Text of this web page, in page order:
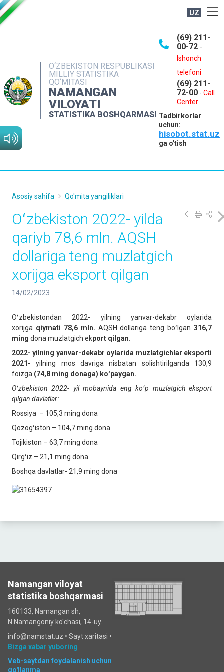
UZ
O‘ZBEKISTON RESPUBLIKASI
MILLIY STATISTIKA
QO‘MITASI
NAMANGAN
VILOYATI
STATISTIKA BOSHQARMASI
(69) 211-
00-72 -
Ishonch
telefoni
(69) 211-
72-00 - Call
Center
Tadbirkorlar
uchun:
hisobot.stat.uz
ga o'tish
NASHRLAR
INTERAKTIV XIZMATLAR
MATBUOT XIZMATI
MUROJAATLAR
Asosiy sahifa Qo'mita yangiliklari
Oʻzbekiston 2022- yilda
qariyb 78,6 mln. AQSH
dollariga teng muzlatgich
xorijga eksport qilgan
14/02/2023
Oʻzbekistondan 2022- yilning yanvar-dekabr oylarida
xorijga qiymati 78,6 mln. AQSH dollariga teng boʻlgan 316,7
ming dona muzlatgich ekport qilgan.
2022- yilning yanvar-dekabr oylarida muzlatgichlar eksporti
2021-yilning mos davriga nisbatan solishtirilganda 130,9
foizga (74,8 ming donaga) koʻpaygan.
Oʻzbekiston 2022- yil mobaynida eng koʻp muzlatgich eksport
qilgan davlatlar:
Rossiya – 105,3 ming dona
Qozogʻiston – 104,7 ming dona
Tojikiston – 63,7 ming dona
Qirgʻiz – 21,1 ming dona
Boshqa davlatlar- 21,9 ming dona
Namangan viloyat
statistika boshqarmasi
160133, Namangan sh,
N.Namangoniy ko'chasi, 14-uy.
info@namstat.uz • Sayt xaritasi •
Bizga xabar yuboring
Veb-saytdan foydalanish uchun
qo'llanma